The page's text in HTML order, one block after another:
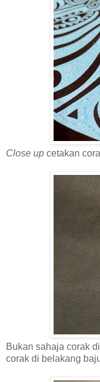
Close up cetakan
Bukan sahaja corak
corak di belakang